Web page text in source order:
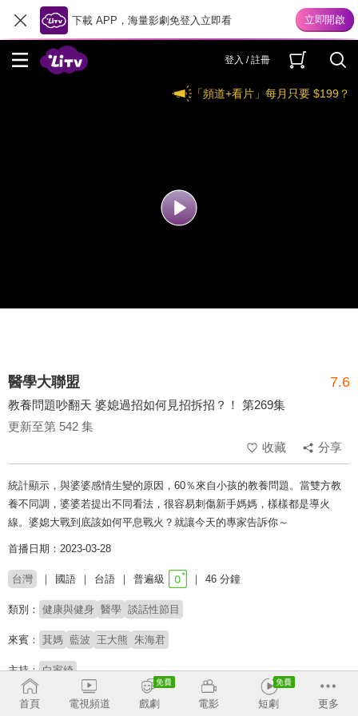
下載 APP，海量影劇免登入立即看
登入 / 註冊
「頻道+看片」每月只要 $199？
醫學大聯盟 7.6
教養問題吵翻天 婆媳過招如何見招拆招？！ 第269集
更新至第 542 集
收藏
分享
統計顯示，與婆婆感情生變的原因，60％來自小孩的教養問題。當雙方教
養不同調，婆婆若提出不同看法，很容易刺傷新手媽媽，樣樣都是導火
線。婆媳大戰到底該如何平息戰火？就讓今天的專家告訴你～
首播日期：2023-03-28
台灣 國語 台語 普遍級 46 分鐘
類別： 健康與健身 醫學 談話性節目
來賓： 萁媽 藍波 王大熊 朱海君
主持： 白家綺
# 健康保健 # 醫療 # 談話性節目# 知識問答
首頁 電視頻道 戲劇 電影 短劇 更多